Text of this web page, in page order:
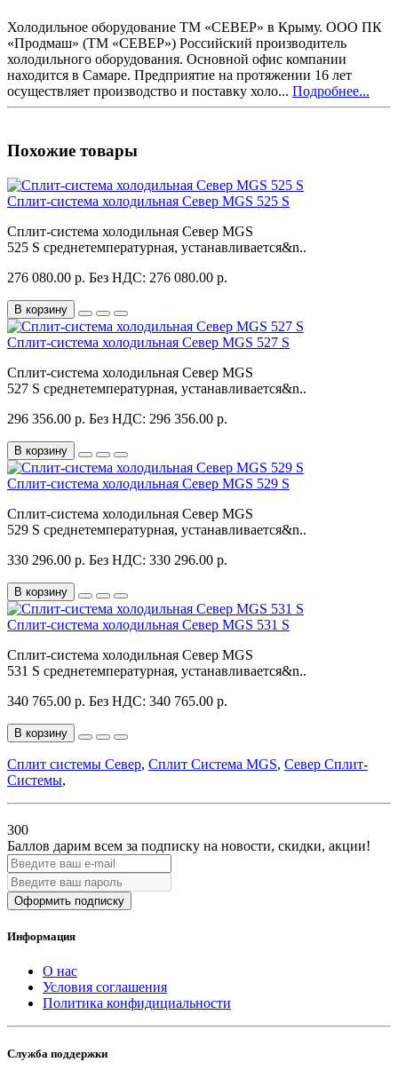
Холодильное оборудование ТМ «СЕВЕР» в Крыму. ООО ПК
«Продмаш» (ТМ «СЕВЕР») Российский производитель
холодильного оборудования. Основной офис компании
находится в Самаре. Предприятие на протяжении 16 лет
осуществляет производство и поставку холо... Подробнее...
Похожие товары
Сплит-система холодильная Север MGS 525 S
Сплит-система холодильная Север MGS
525 S среднетемпературная, устанавливается&n..
276 080.00 р. Без НДС: 276 080.00 р.
В корзину
Сплит-система холодильная Север MGS 527 S
Сплит-система холодильная Север MGS
527 S среднетемпературная, устанавливается&n..
296 356.00 р. Без НДС: 296 356.00 р.
В корзину
Сплит-система холодильная Север MGS 529 S
Сплит-система холодильная Север MGS
529 S среднетемпературная, устанавливается&n..
330 296.00 р. Без НДС: 330 296.00 р.
В корзину
Сплит-система холодильная Север MGS 531 S
Сплит-система холодильная Север MGS
531 S среднетемпературная, устанавливается&n..
340 765.00 р. Без НДС: 340 765.00 р.
В корзину
Сплит системы Север, Сплит Система MGS, Север Сплит-
Системы,
300
Баллов дарим всем за подписку на новости, скидки, акции!
Оформить подписку
Информация
О нас
Условия соглашения
Политика конфидициальности
Служба поддержки